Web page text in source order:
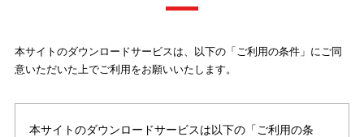
本サイトのダウンロードサービスは、以下の「ご利用の条件」にご同
意いただいた上でご利用をお願いいたします。
本サイトのダウンロードサービスは以下の「ご利用の条